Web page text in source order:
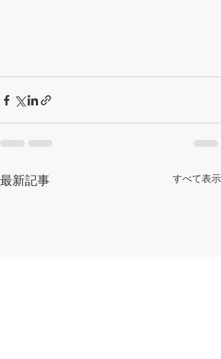
最新記事 すべて表示